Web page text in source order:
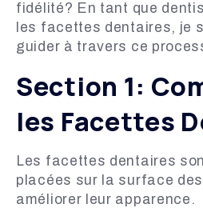
fidélité? En tant que
les facettes dentaires, je
guider à travers ce
Section 1:
les Facettes
Les facettes dentaires
placées sur la surface
améliorer leur apparence.